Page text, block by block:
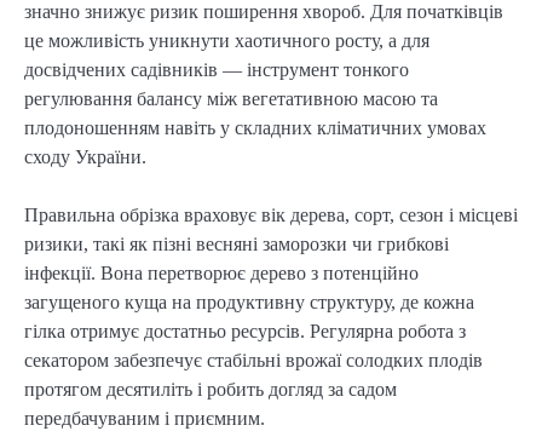
значно знижує ризик поширення хвороб. Для початківців
це можливість уникнути хаотичного росту, а для
досвідчених садівників — інструмент тонкого
регулювання балансу між вегетативною масою та
плодоношенням навіть у складних кліматичних умовах
сходу України.
Правильна обрізка враховує вік дерева, сорт, сезон і місцеві
ризики, такі як пізні весняні заморозки чи грибкові
інфекції. Вона перетворює дерево з потенційно
загущеного куща на продуктивну структуру, де кожна
гілка отримує достатньо ресурсів. Регулярна робота з
секатором забезпечує стабільні врожаї солодких плодів
протягом десятиліть і робить догляд за садом
передбачуваним і приємним.